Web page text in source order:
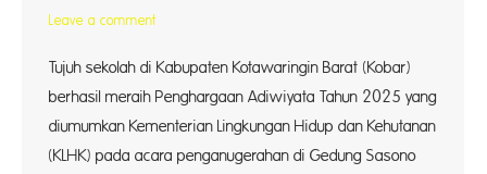
Leave a comment
Tujuh sekolah di Kabupaten Kotawaringin Barat (Kobar)
berhasil meraih Penghargaan Adiwiyata Tahun 2025 yang
diumumkan Kementerian Lingkungan Hidup dan Kehutanan
(KLHK) pada acara penganugerahan di Gedung Sasono